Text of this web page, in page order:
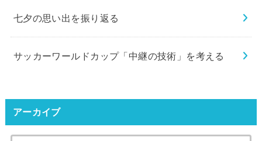
七夕の思い出を振り返る
サッカーワールドカップ「中継の技術」を考える
アーカイブ